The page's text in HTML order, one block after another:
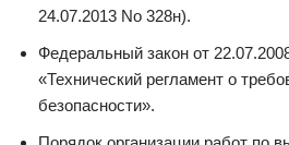
24.07.2013 No 328н).
Федеральный закон от
«Технический регламент о
безопасности».